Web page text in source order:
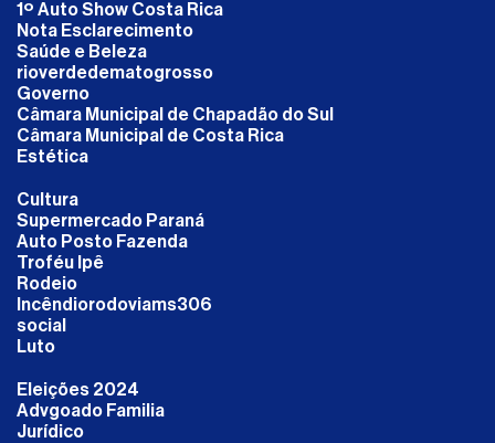
1º Auto Show Costa Rica
Nota Esclarecimento
Saúde e Beleza
rioverdedematogrosso
Governo
Câmara Municipal de Chapadão do Sul
Câmara Municipal de Costa Rica
Estética
Cultura
Supermercado Paraná
Auto Posto Fazenda
Troféu Ipê
Rodeio
Incêndiorodoviams306
social
Luto
Eleições 2024
Advgoado Familia
Jurídico